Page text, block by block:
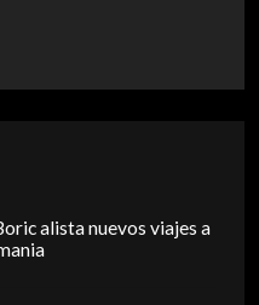
alista nuevos viajes a